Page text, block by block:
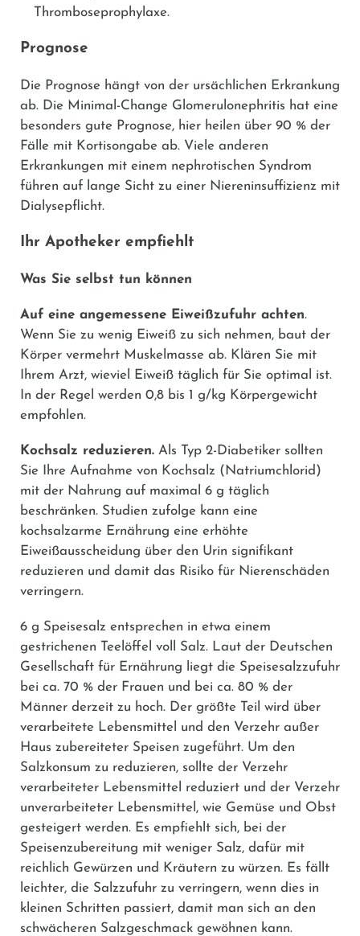
Thromboseprophylaxe.
Prognose
Die Prognose hängt von der ursächlichen Erkrankung
ab. Die Minimal-Change Glomerulonephritis hat eine
besonders gute Prognose, hier heilen über 90 % der
Fälle mit Kortisongabe ab. Viele anderen
Erkrankungen mit einem nephrotischen Syndrom
führen auf lange Sicht zu einer Niereninsuffizienz mit
Dialysepflicht.
Ihr Apotheker empfiehlt
Was Sie selbst tun können
Auf eine angemessene Eiweißzufuhr achten.
Wenn Sie zu wenig Eiweiß zu sich nehmen, baut der
Körper vermehrt Muskelmasse ab. Klären Sie mit
Ihrem Arzt, wieviel Eiweiß täglich für Sie optimal ist.
In der Regel werden 0,8 bis 1 g/kg Körpergewicht
empfohlen.
Kochsalz reduzieren. Als Typ 2-Diabetiker sollten
Sie Ihre Aufnahme von Kochsalz (Natriumchlorid)
mit der Nahrung auf maximal 6 g täglich
beschränken. Studien zufolge kann eine
kochsalzarme Ernährung eine erhöhte
Eiweißausscheidung über den Urin signifikant
reduzieren und damit das Risiko für Nierenschäden
verringern.
6 g Speisesalz entsprechen in etwa einem
gestrichenen Teelöffel voll Salz. Laut der Deutschen
Gesellschaft für Ernährung liegt die Speisesalzzufuhr
bei ca. 70 % der Frauen und bei ca. 80 % der
Männer derzeit zu hoch. Der größte Teil wird über
verarbeitete Lebensmittel und den Verzehr außer
Haus zubereiteter Speisen zugeführt. Um den
Salzkonsum zu reduzieren, sollte der Verzehr
verarbeiteter Lebensmittel reduziert und der Verzehr
unverarbeiteter Lebensmittel, wie Gemüse und Obst
gesteigert werden. Es empfiehlt sich, bei der
Speisenzubereitung mit weniger Salz, dafür mit
reichlich Gewürzen und Kräutern zu würzen. Es fällt
leichter, die Salzzufuhr zu verringern, wenn dies in
kleinen Schritten passiert, damit man sich an den
schwächeren Salzgeschmack gewöhnen kann.